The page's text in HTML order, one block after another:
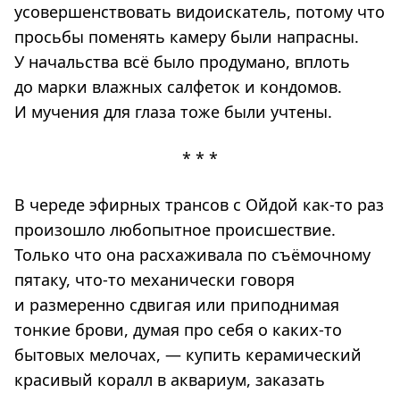
усовершенствовать видоискатель, потому что
просьбы поменять камеру были напрасны.
У начальства всё было продумано, вплоть
до марки влажных салфеток и кондомов.
И мучения для глаза тоже были учтены.
* * *
В череде эфирных трансов с Ойдой как-то раз
произошло любопытное происшествие.
Только что она расхаживала по съёмочному
пятаку, что-то механически говоря
и размеренно сдвигая или приподнимая
тонкие брови, думая про себя о каких-то
бытовых мелочах, — купить керамический
красивый коралл в аквариум, заказать